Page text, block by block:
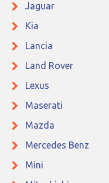
Jaguar
Kia
Lancia
Land Rover
Lexus
Maserati
Mazda
Mercedes Benz
Mini